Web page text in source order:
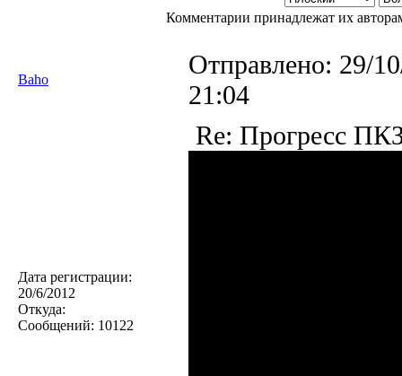
Комментарии принадлежат их
Baho
Отправлено: 29/
21:04
Дата регистрации:
20/6/2012
Откуда:
Сообщений: 10122
Re: Прогресс